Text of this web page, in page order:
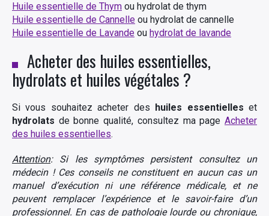
Huile essentielle de Thym ou hydrolat de thym
Huile essentielle de Cannelle ou hydrolat de cannelle
Huile essentielle de Lavande ou hydrolat de lavande
Acheter des huiles essentielles,
hydrolats et huiles végétales ?
Si vous souhaitez acheter des huiles essentielleset
hydrolats de bonne qualité, consultez ma page Acheter
des huiles essentielles.
Attention: Si les symptômes persistent consultez un
médecin ! Ces conseils ne constituent en aucun cas un
manuel d’exécution ni une référence médicale, et ne
peuvent remplacer l’expérience et le savoir-faire d’un
professionnel. En cas de pathologie lourde ou chronique,